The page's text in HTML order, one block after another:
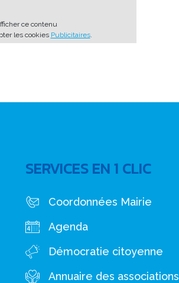
ce contenu
les cookies Publicitaires.
SERVICES EN 1 CLIC
Coordonnées Mairie
Agenda
Démocratie citoyenne
Annuaire des associations